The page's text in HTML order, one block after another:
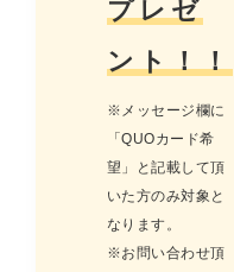
プレゼ
ント！！
※メッセージ欄に
「QUOカード希
望」と記載して頂
いた方のみ対象と
なります。
※お問い合わせ頂